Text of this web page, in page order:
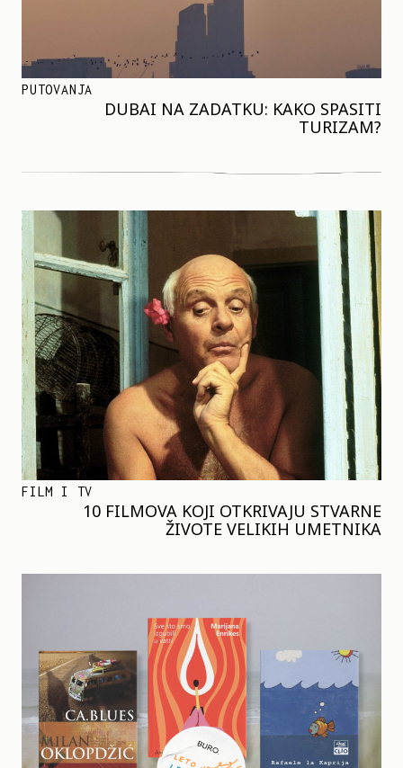
PUTOVANJA
DUBAI NA ZADATKU: KAKO SPASITI
TURIZAM?
FILM I TV
10 FILMOVA KOJI OTKRIVAJU STVARNE
ŽIVOTE VELIKIH UMETNIKA